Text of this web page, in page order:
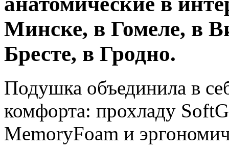
Минске, в Гомеле, в
Бресте, в Гродно.
Подушка объединила в
комфорта: прохладу
MemoryFoam и